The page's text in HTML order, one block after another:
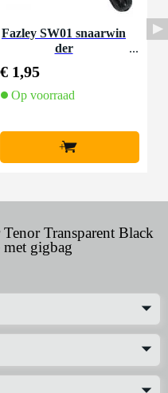
Fazley SW01 snaarwin
der
€ 1,95
Op voorraad
+
Transparent Black
gigbag